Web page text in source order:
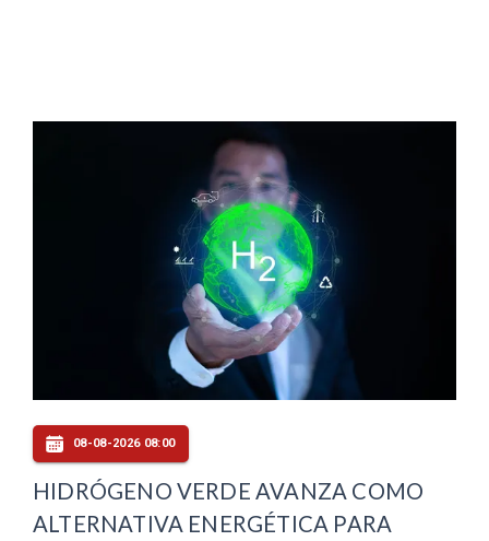
08-08-2026 08:00
HIDRÓGENO VERDE AVANZA COMO
ALTERNATIVA ENERGÉTICA PARA